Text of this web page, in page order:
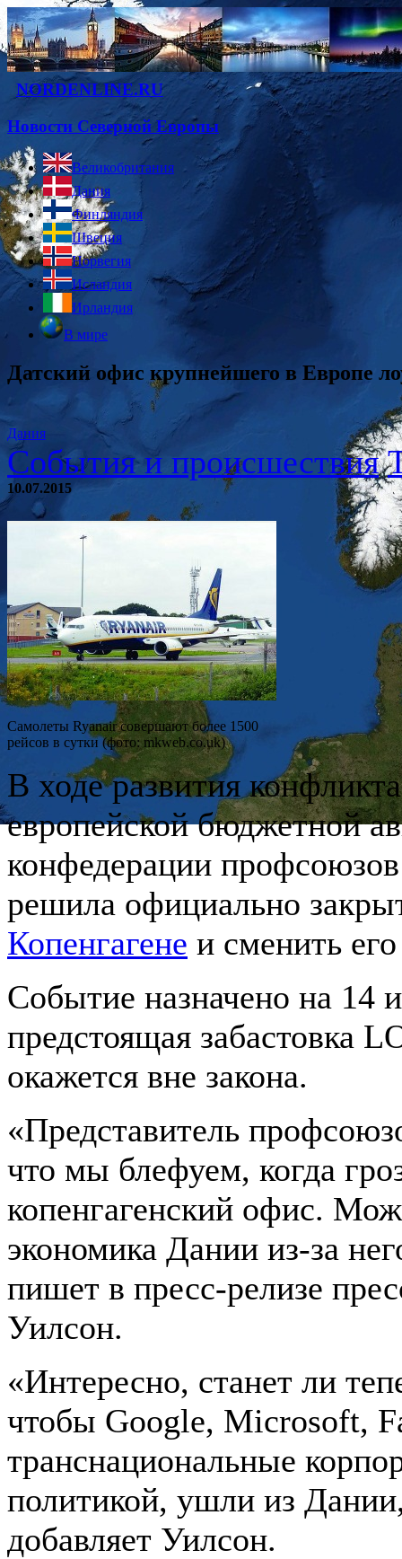
NORDENLINE.RU
Новости Северной Европы
Великобритания
Дания
Финляндия
Швеция
Норвегия
Исландия
Ирландия
В мире
Датский офис крупнейшего в Европе
Дания
События и происшествия
10.07.2015
Самолеты Ryanair совершают более 1500
рейсов в сутки (фото: mkweb.co.uk)
В ходе развития
европейской бюджетной
конфедерации
решила официально
Копенгагене и сменить
Событие назначено на 14
предстоящая забастовка
окажется вне закона.
«Представитель
что мы блефуем, когда
копенгагенский офис.
экономика Дании из-за
пишет в пресс-релизе
Уилсон.
«Интересно, станет ли
чтобы Google, Microsoft,
транснациональные
политикой, ушли из
добавляет Уилсон.